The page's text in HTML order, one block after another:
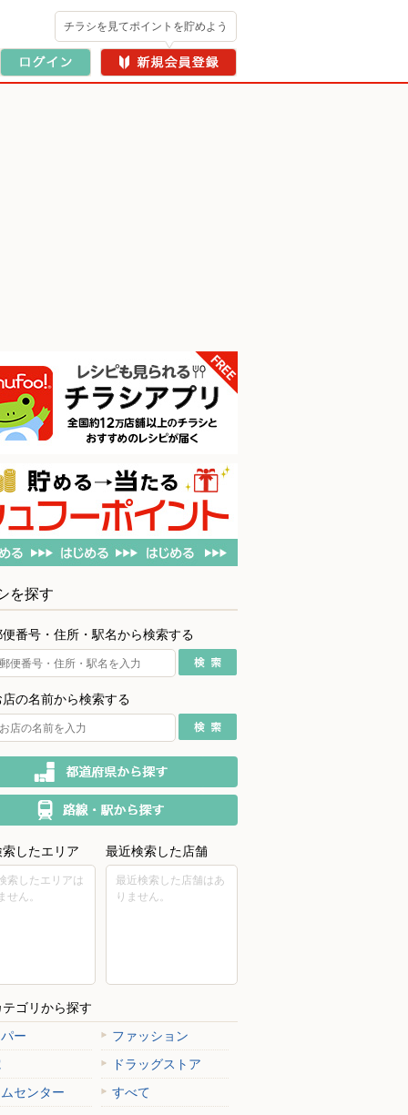
チラシを見てポイントを貯めよう
を探す
便番号・住所・駅名から検索する
店の名前から検索する
したエリア
索したエリアは
せん。
最近検索した店舗
最近検索した店舗はあ
りません。
テゴリから探す
ー
ファッション
ドラッグストア
センター
すべて